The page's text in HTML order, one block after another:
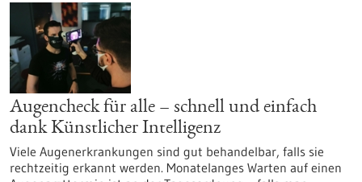
Augencheck für alle – schnell und einfach
dank Künstlicher Intelligenz
Viele Augenerkrankungen sind gut behandelbar, falls sie
rechtzeitig erkannt werden. Monatelanges Warten auf einen